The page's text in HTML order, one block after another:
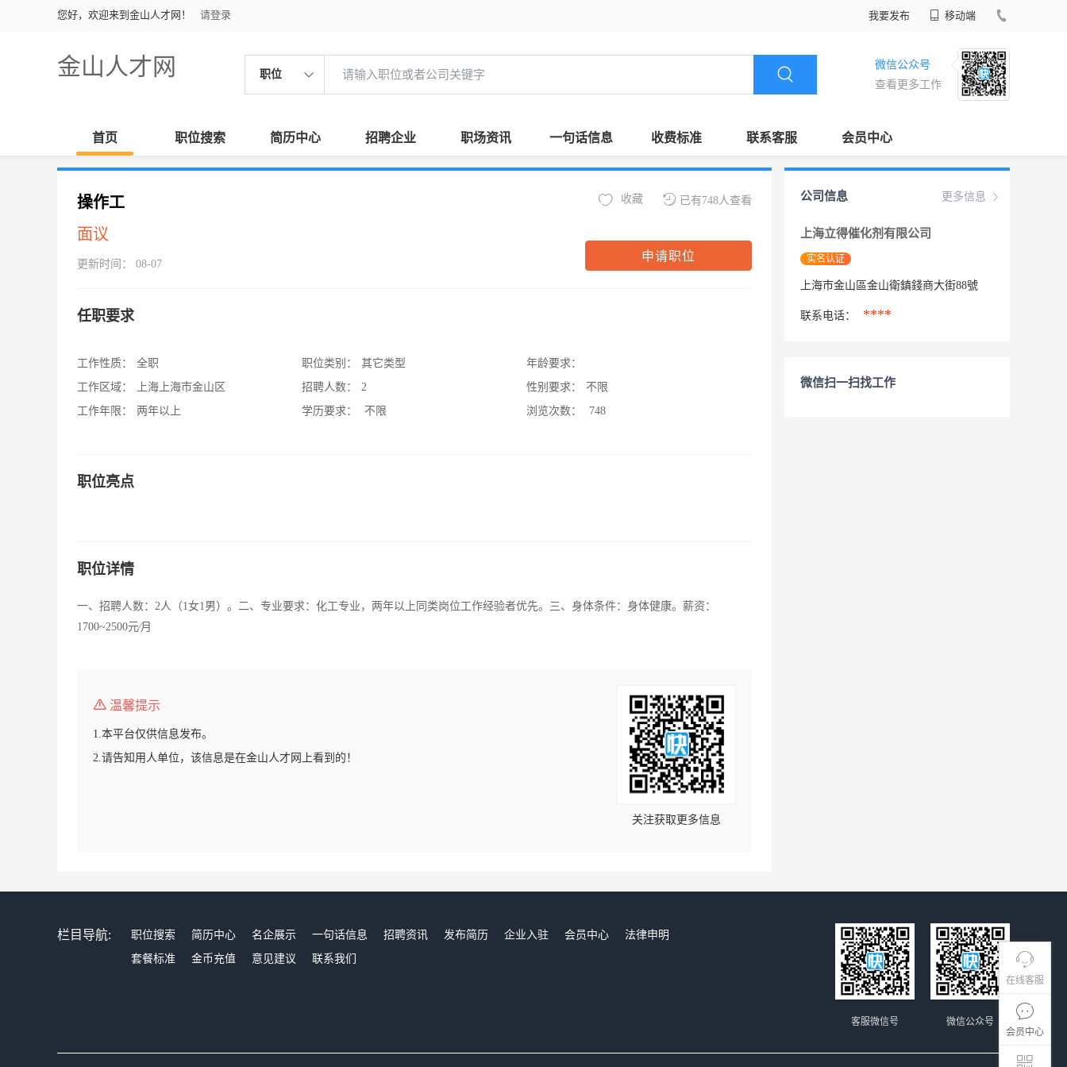
您好，欢迎来到金山人才网！ 请登录 我要发布 移动端
金山人才网 职位
微信公众号
查看更多工作
首页 职位搜索 简历中心 招聘企业 职场资讯 一句话信息 收费标准 联系客服 会员中心
在线客服
会员中心
操作工
面议
更新时间： 08-07
已有748人查看
收藏
申请职位
任职要求
工作性质：
全职
工作区域：
上海上海市金山区
工作年限：
两年以上
职位类别：
其它类型
招聘人数：
2
学历要求：
不限
年龄要求：
性别要求：
不限
浏览次数：
748
职位亮点
职位详情
一、招聘人数：2人（1女1男）。二、专业要求：化工专业，两年以上同类岗位工作经验者优先。三、身体条件：身体健康。薪资：
1700~2500元∕月
温馨提示
1.本平台仅供信息发布。
2.请告知用人单位，该信息是在金山人才网上看到的！
关注获取更多信息
更多信息
公司信息
上海立得催化剂有限公司
实名认证
上海市金山區金山衛鎮錢商大街88號
联系电话： ****
微信扫一扫找工作
栏目导航: 职位搜索 简历中心 名企展示 一句话信息 招聘资讯 发布简历 企业入驻 会员中心
法律申明
套餐标准
金币充值 意见建议 联系我们
微信公众号
客服微信号